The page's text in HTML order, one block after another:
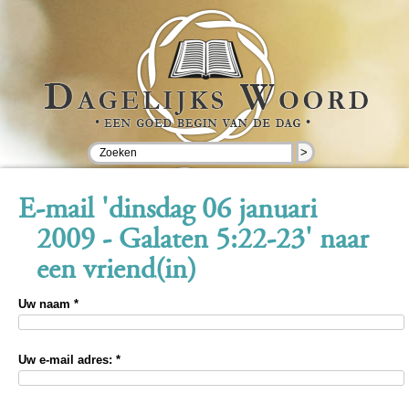
>
E-mail 'dinsdag 06 januari
2009 - Galaten 5:22-23' naar
een vriend(in)
Uw naam *
Uw e-mail adres: *